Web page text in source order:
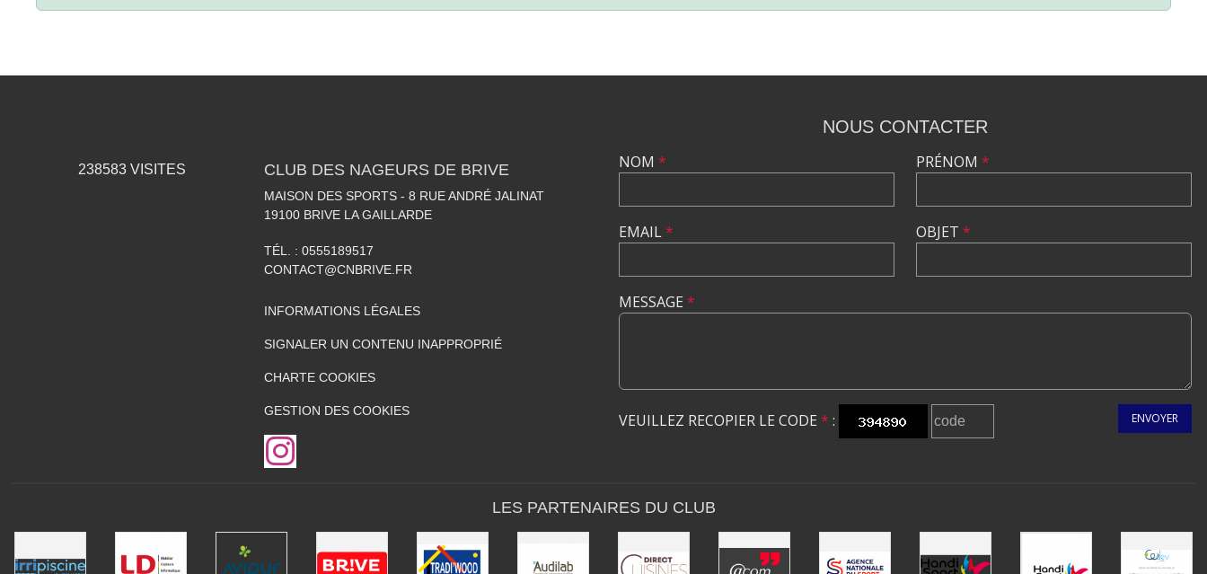
238583 VISITES CLUB DES NAGEURS DE BRIVE
MAISON DES SPORTS - 8 RUE ANDRÉ JALINAT
19100 BRIVE LA GAILLARDE
TÉL. : 0555189517
CONTACT@CNBRIVE.FR
INFORMATIONS LÉGALES
SIGNALER UN CONTENU INAPPROPRIÉ
CHARTE COOKIES
GESTION DES COOKIES
NOUS CONTACTER
NOM *
EMAIL*
PRÉNOM *
OBJET *
MESSAGE *
VEUILLEZ RECOPIER LE CODE * : ENVOYER
LES PARTENAIRES DU CLUB